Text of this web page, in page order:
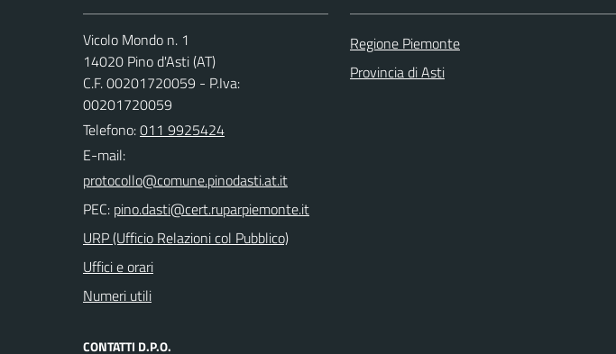
Vicolo Mondo n. 1
14020 Pino d'Asti (AT)
C.F. 00201720059 - P.Iva:
00201720059
Telefono:011 9925424
E-mail:
PEC:
URP (Ufficio Relazioni col Pubblico)
Uffici e orari
Numeri utili
CONTATTI D.P.O.
Regione Piemonte
Provincia di Asti